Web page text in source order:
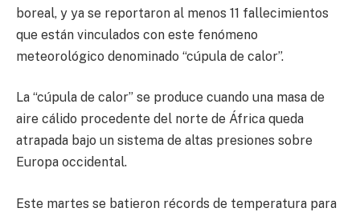
boreal, y ya se reportaron al menos 11 fallecimientos
que están vinculados con este fenómeno
meteorológico denominado “cúpula de calor”.
La “cúpula de calor” se produce cuando una masa de
aire cálido procedente del norte de África queda
atrapada bajo un sistema de altas presiones sobre
Europa occidental.
Este martes se batieron récords de temperatura para